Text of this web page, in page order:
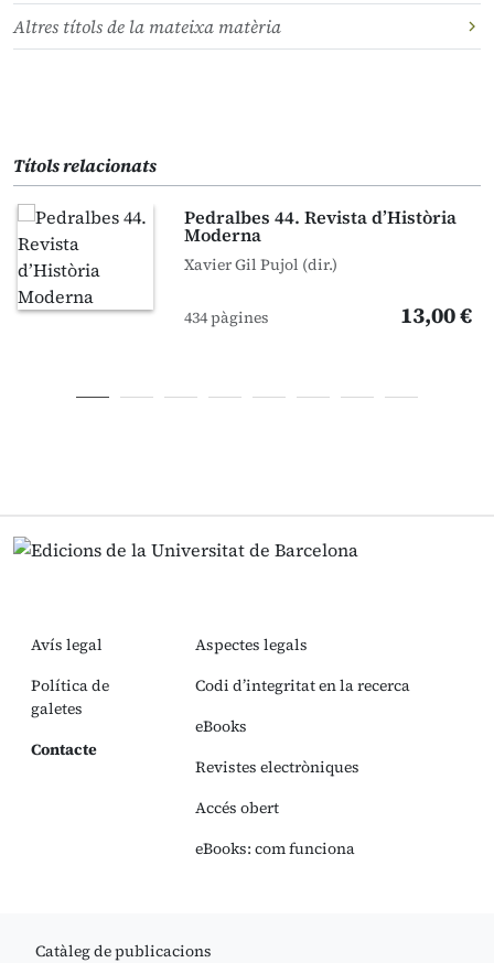
Altres títols de la mateixa matèria
Títols relacionats
Pedralbes 44. Revista d’Història
Moderna
Xavier Gil Pujol (dir.)
434 pàgines 13,00 €
Avís legal
Política de
galetes
Contacte
Aspectes legals
Codi d’integritat en la recerca
eBooks
Revistes electròniques
Accés obert
eBooks: com funciona
Catàleg de publicacions